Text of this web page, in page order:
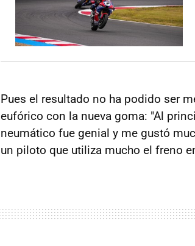
Pues el resultado no ha podido ser
eufórico con la nueva goma: "Al
neumático fue genial y me gustó
un piloto que utiliza mucho el freno